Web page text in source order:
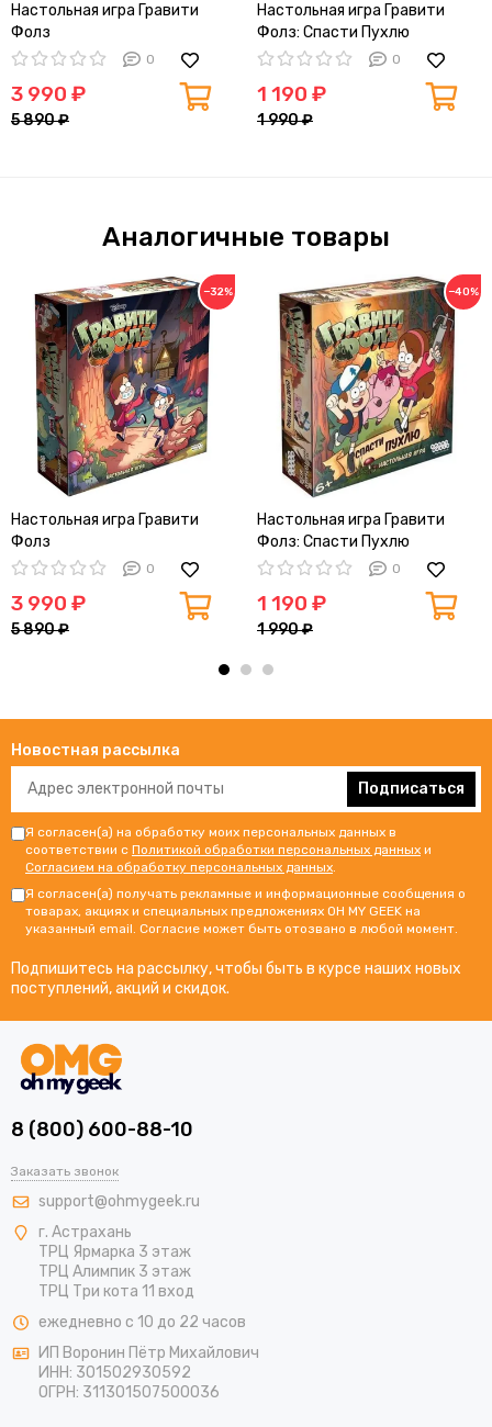
Настольная игра Гравити
Фолз
0
3 990 ₽
5 890 ₽
Настольная игра Гравити
Фолз: Спасти Пухлю
0
1 190 ₽
1 990 ₽
Аналогичные товары
−32%
Настольная игра Гравити
Фолз
0
3 990 ₽
5 890 ₽
−40%
Настольная игра Гравити
Фолз: Спасти Пухлю
0
1 190 ₽
1 990 ₽
Новостная рассылка
Подписаться
Я согласен(а) на обработку моих персональных данных в
соответствии с Политикой обработки персональных данных и
Согласием на обработку персональных данных.
Я согласен(а) получать рекламные и информационные сообщения о
товарах, акциях и специальных предложениях OH MY GEEK на
указанный email. Согласие может быть отозвано в любой момент.
Подпишитесь на рассылку, чтобы быть в курсе наших новых
поступлений, акций и скидок.
8 (800) 600-88-10
Заказать звонок
support@ohmygeek.ru
г. Астрахань
ТРЦ Ярмарка 3 этаж
ТРЦ Алимпик 3 этаж
ТРЦ Три кота 11 вход
ежедневно с 10 до 22 часов
ИП Воронин Пётр Михайлович
ИНН: 301502930592
ОГРН: 311301507500036